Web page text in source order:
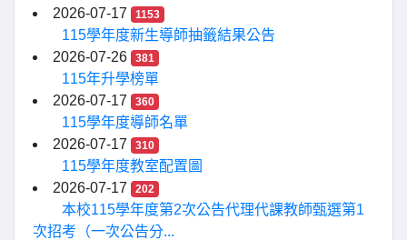
2026-07-17
1153
115學年度新生導師抽籤結果公告
2026-07-26
381
115年升學榜單
2026-07-17
360
115學年度導師名單
2026-07-17
310
115學年度教室配置圖
2026-07-17
202
本校115學年度第2次公告代理代課教師甄選第1
次招考（一次公告分...